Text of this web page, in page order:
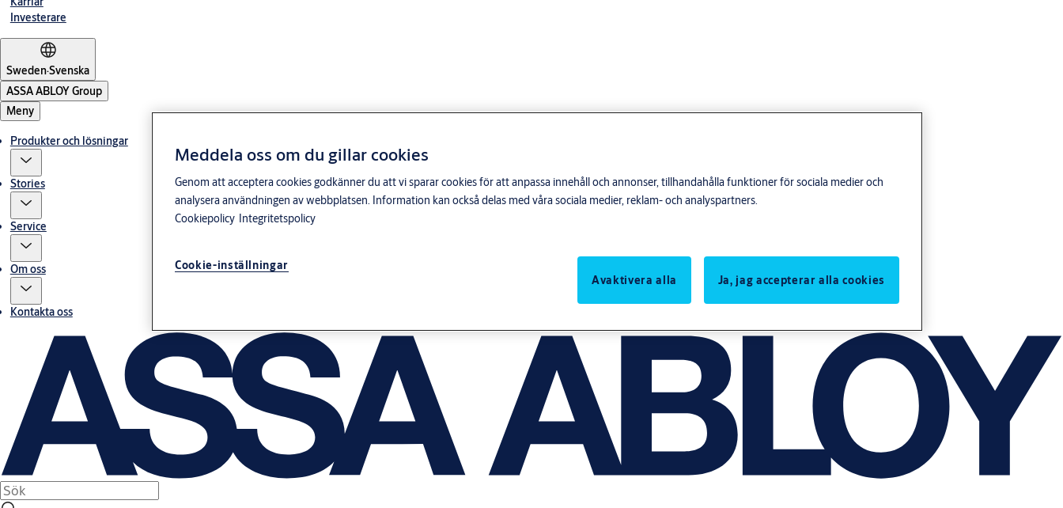
Investerare
Sweden·Svenska
ASSA ABLOY Group
Meny
Produkter och lösningar
Stories
Service
Om oss
Kontakta oss
Meddela oss om du gillar cookies
Genom att acceptera cookies godkänner du att vi sparar cookies för att anpassa innehåll och annonser, tillhandahålla funktioner för sociala medier och
analysera användningen av webbplatsen. Information kan också delas med våra sociala medier, reklam- och analyspartners.
Cookiepolicy Integritetspolicy
Cookie-inställningar
Avaktivera alla
Ja, jag accepterar alla cookies